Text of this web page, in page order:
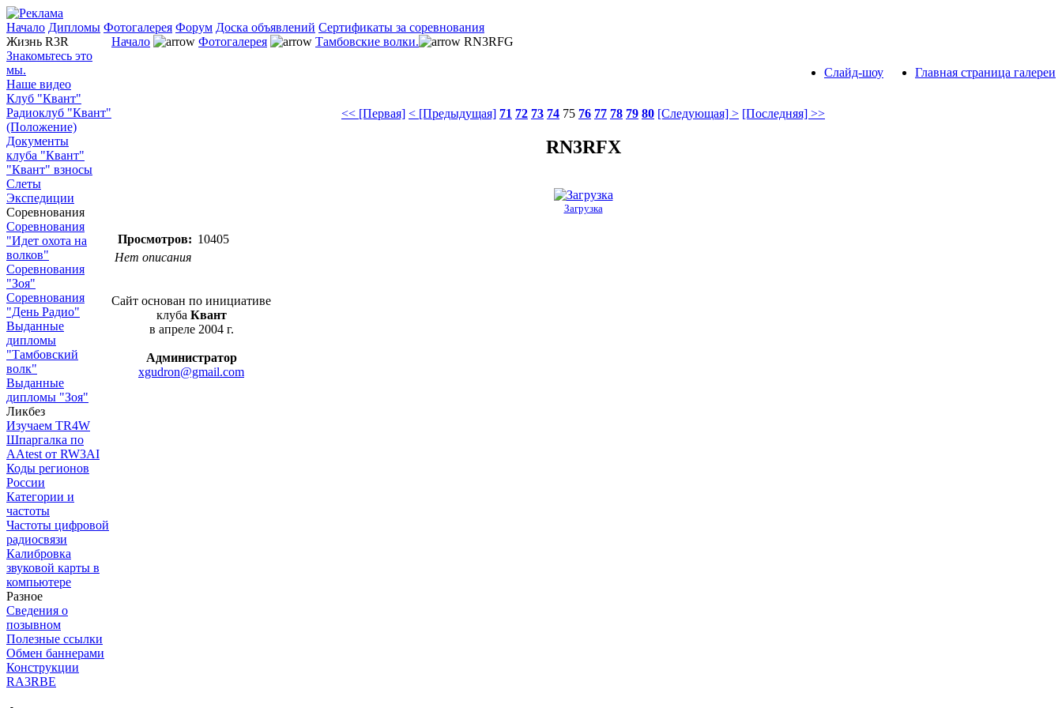
Начало Дипломы Фотогалерея Форум Доска объявлений Сертификаты за соревнования
Жизнь R3R
Знакомьтесь это
мы.
Наше видео
Клуб "Квант"
Радиоклуб "Квант"
(Положение)
Документы
клуба "Квант"
"Квант" взносы
Слеты
Экспедиции
Соревнования
Соревнования
"Идет охота на
волков"
Соревнования
"Зоя"
Соревнования
"День Радио"
Выданные
дипломы
"Тамбовский
волк"
Выданные
дипломы "Зоя"
Ликбез
Изучаем TR4W
Шпаргалка по
AAtest от RW3AI
Коды регионов
России
Категории и
частоты
Частоты цифровой
радиосвязи
Калибровка
звуковой карты в
компьютере
Разное
Сведения о
позывном
Полезные ссылки
Обмен баннерами
Конструкции
RA3RBE
Начало Фотогалерея Тамбовские волки. RN3RFG
Главная страница галереи
Слайд-шоу
<< [Первая] < [Предыдущая] 71 72 73 74 75 76 77 78 79 80 [Следующая] > [Последняя] >>
RN3RFX
Загрузка
Просмотров: 10405
Нет описания
Сайт основан по инициативе
клуба Квант
в апреле 2004 г.
Администратор
xgudron@gmail.com